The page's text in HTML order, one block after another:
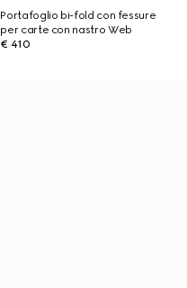
Portafoglio bi-fold con fessure
per carte con nastro Web
€ 410